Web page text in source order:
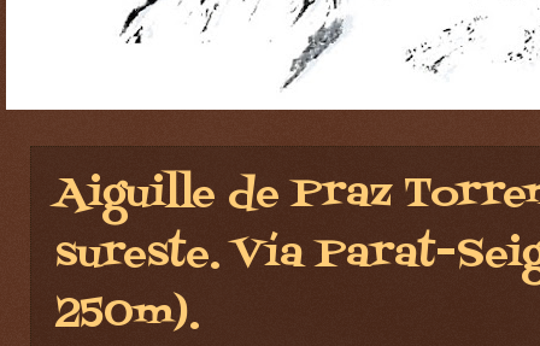
Aiguille de Praz
sureste. Vía Parat-
250m).